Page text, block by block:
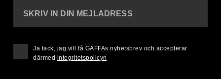
SKRIV IN DIN MEJLADRESS
Ja tack, jag vill få GAFFAs nyhetsbrev och accepterar
därmed integritetspolicyn